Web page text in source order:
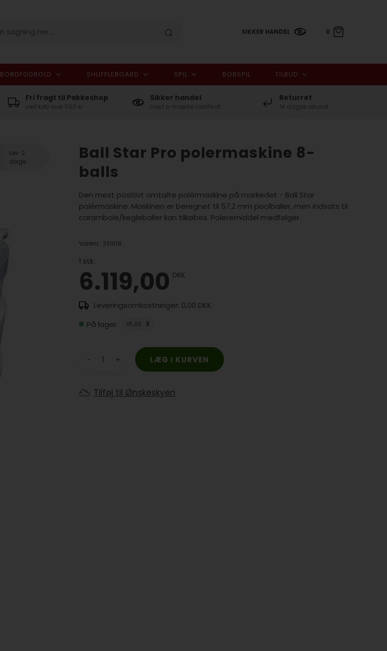
SIKKER HANDEL 0
I alt 0,00 DKK
BORDFODBOLD SHUFFLEBOARD SPIL BOBSPIL TILBUD
Fri fragt til Pakkeshop
ved køb over 500 kr
Sikker handel
med e-mærke certifikat
Returret
14 dages returret
Lev. 2
dage
Ball Star Pro polermaskine 8-
balls
Den mest positivt omtalte polérmaskine på markedet - Ball Star
polérmaskine. Maskinen er beregnet til 57,2 mm poolballer, men indsats til
carambole/kegleballer kan tilkøbes. Poleremiddel medfølger.
Varenr.: 331108
1 stk.
6.119,00 DKK
0,00 DKK
På lager
VEJLE: 3
- +
Tilføj til Ønskeskyen